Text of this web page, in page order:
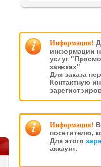
Информация!
информации
услуг
заявках".
Для заказа
Контактную
Информация!
посетителю,
Для этого
аккаунт.